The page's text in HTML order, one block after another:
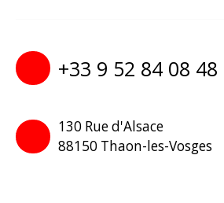
+33 9 52 84 08 48
130 Rue d'Alsace
88150 Thaon-les-Vosges